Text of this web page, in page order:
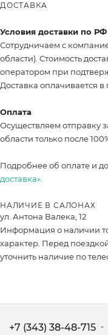
ДОСТАВКА
Условия доставки по РФ
Сотрудничаем с
области). Стоимость
оператором при
Доставка оплачивается
Оплата
Осуществляем отправку
области только после
Подробнее об оплате и
доставка».
НАЛИЧИЕ В САЛОНАХ
ул. Антона Валека, 12
Информация о наличии
характер. Перед
уточнить наличие по
+7 (343) 38-48-715